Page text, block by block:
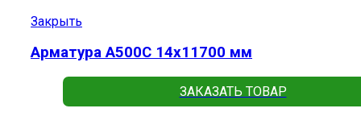
Закрыть
Арматура А500С 14х11700 мм
ЗАКАЗАТЬ ТОВАР